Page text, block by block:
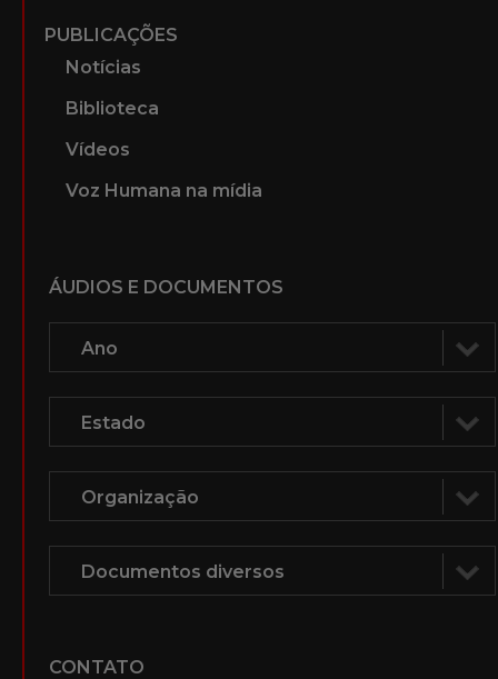
PUBLICAÇÕES
Notícias
Biblioteca
Vídeos
Voz Humana na mídia
ÁUDIOS E DOCUMENTOS
CONTATO